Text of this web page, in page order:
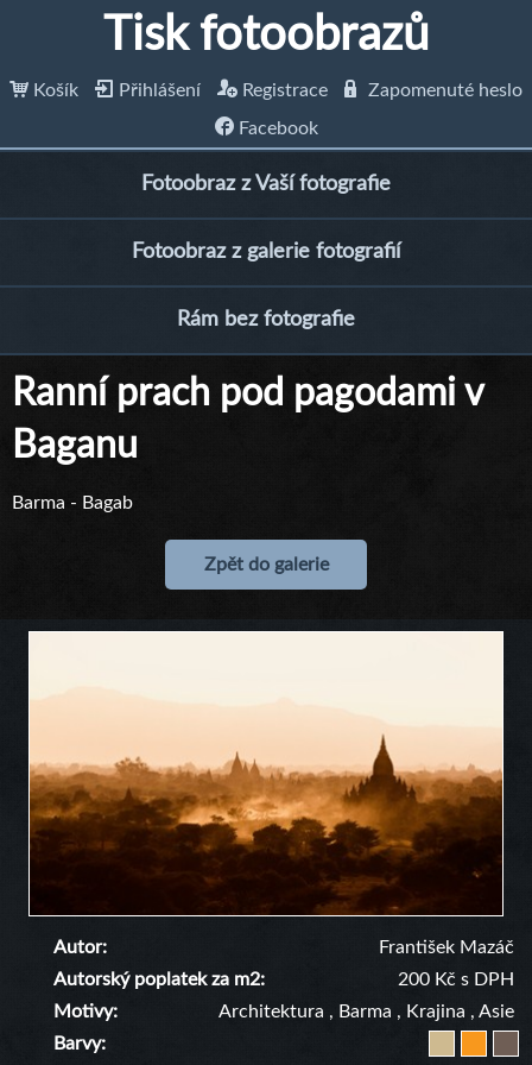
Tisk fotoobrazů
Košík Přihlášení Registrace
Zapomenuté heslo
Facebook
Fotoobraz z Vaší fotografie
Fotoobraz z galerie fotografií
Rám bez fotografie
Ranní prach pod pagodami v
Baganu
Barma - Bagab
Zpět do galerie
Autor
František Mazáč
Autorský poplatek za m2
200 Kč s DPH
Motivy
Architektura , Barma , Krajina , Asie
Barvy